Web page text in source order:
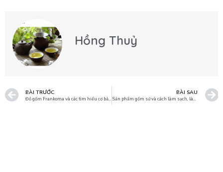
Hồng Thuỷ
BÀI TRƯỚC
Đồ gốm Frankoma và các tìm hiểu cơ bản về loại gốm độc đáo mới này.
BÀI SAU
Sản phẩm gốm sứ và cách làm sạch, làm khô với số lượng lớn đồ gốm.